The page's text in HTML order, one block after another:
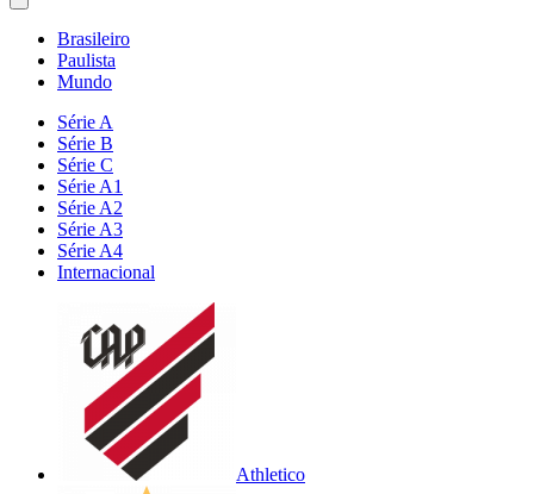
Brasileiro
Paulista
Mundo
Série A
Série B
Série C
Série A1
Série A2
Série A3
Série A4
Internacional
Athletico